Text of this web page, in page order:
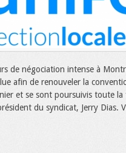
de négociation intense à
afin de renouveler la
et se sont poursuivis toute la
du syndicat, Jerry Dias.